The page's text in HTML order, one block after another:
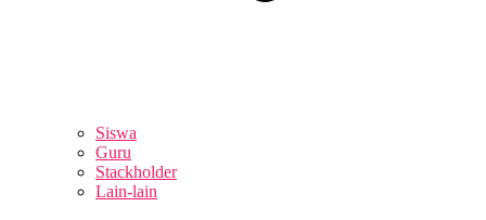
Siswa
Guru
Stackholder
Lain-lain